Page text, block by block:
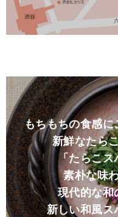
もちもちの食感
新鮮なたら
「たらこス
素朴な味
現代的な和
新しい和風ス